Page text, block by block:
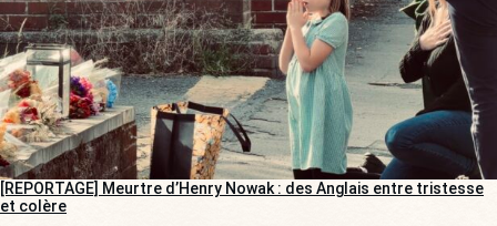
[REPORTAGE] Meurtre d’Henry Nowak : des Anglais entre tristesse
et colère